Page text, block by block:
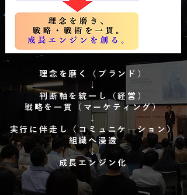
理念を磨く（ブランド）
↓
判断軸を統一し（経営）
戦略を一貫（マーケティング）
↓
​実行に伴走し​（コミュニケ―ション）
組織へ浸透
↓
成長エンジン化